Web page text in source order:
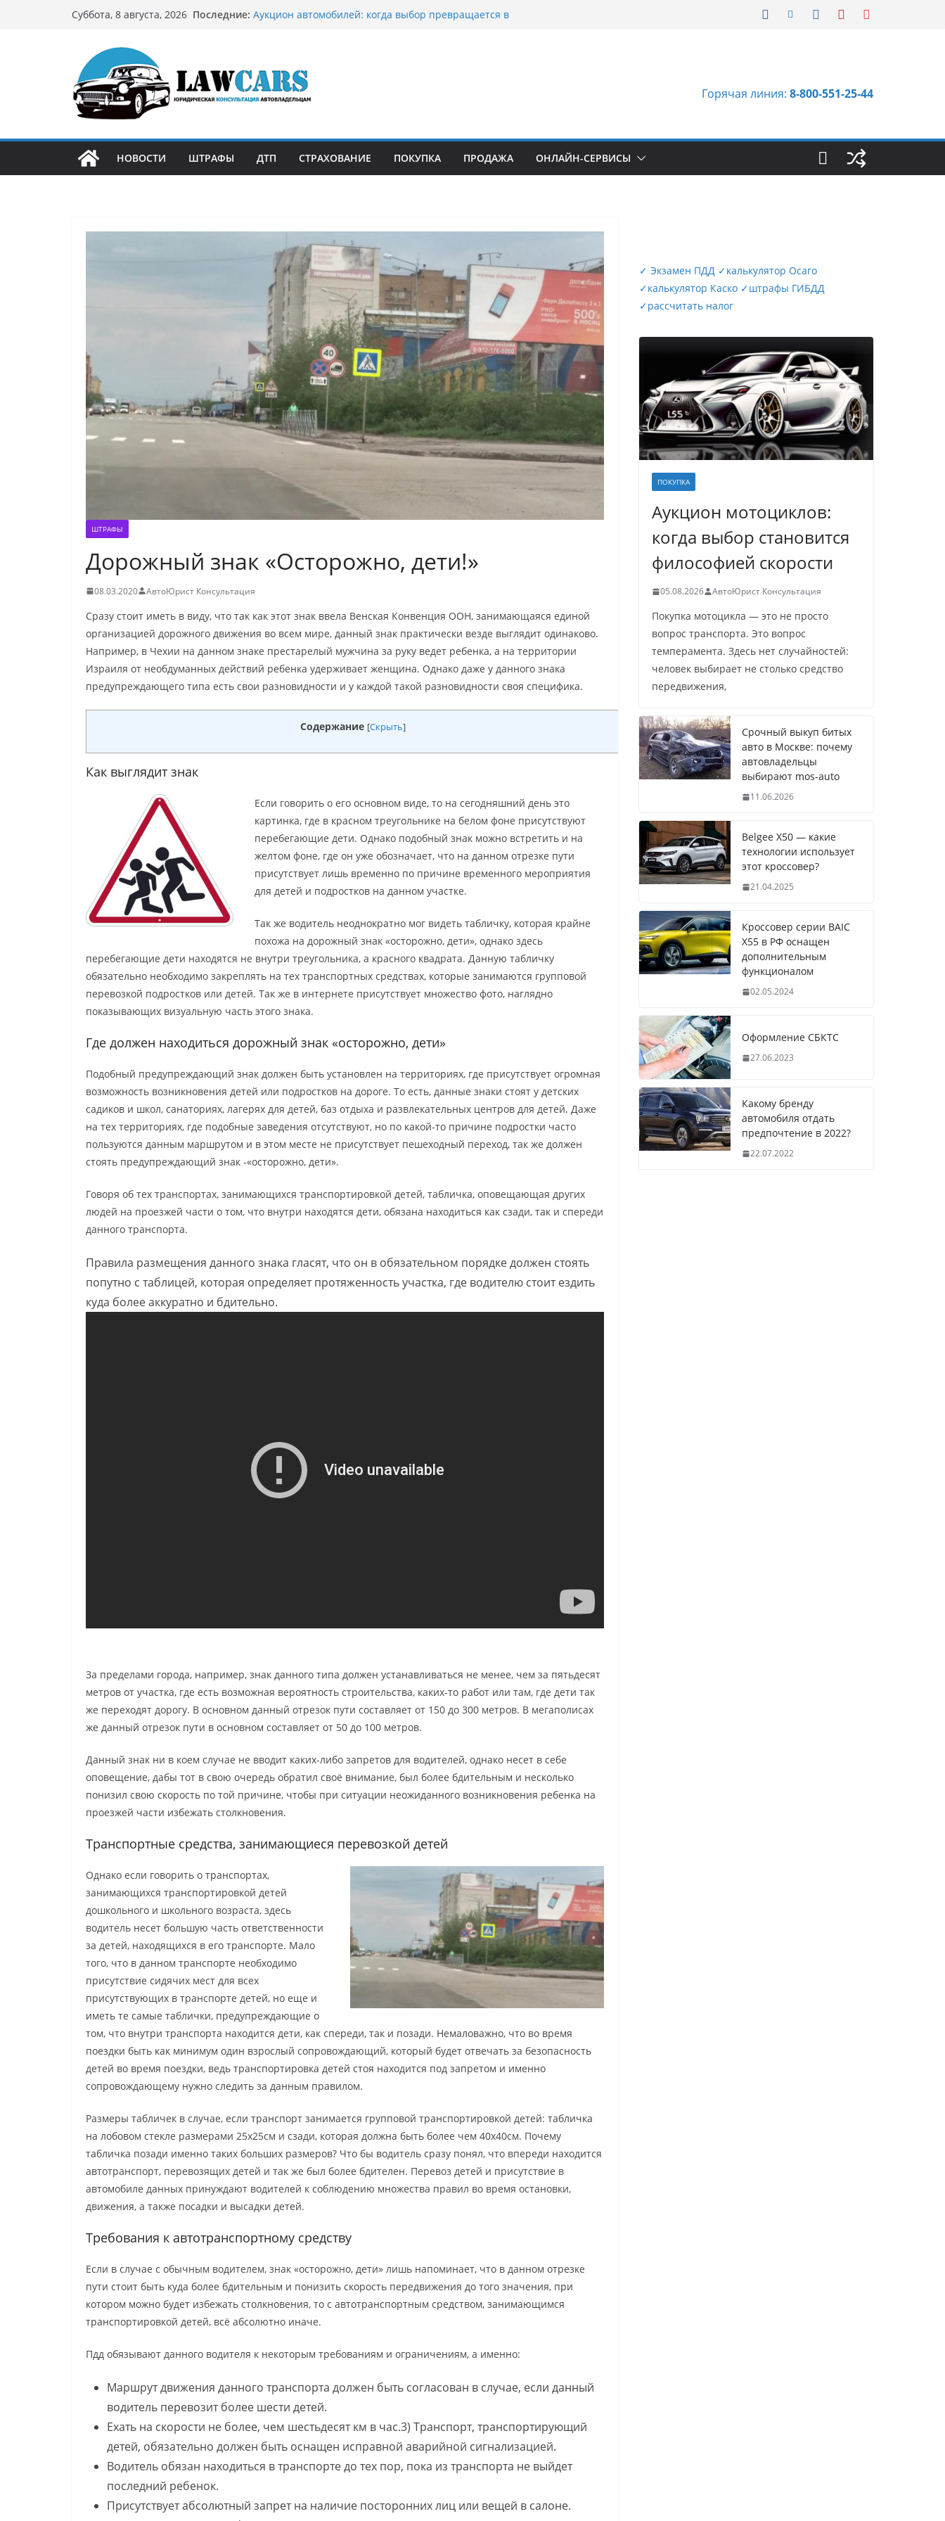
Суббота, 8 августа, 2026 Последние: Аукцион автомобилей: когда выбор превращается в
Срочный выкуп битых авто в Москве: почему
автовладельцы выбирают mos-auto
Бриллиантовые серьги: вечная классика или
может подойти
Горячая линия: 8-800-551-25-44
НОВОСТИ ШТРАФЫ ДТП СТРАХОВАНИЕ ПОКУПКА ПРОДАЖА ОНЛАЙН-СЕРВИСЫ
ШТРАФЫ
Дорожный знак «Осторожно, дети!»
08.03.2020 АвтоЮрист Консультация
Сразу стоит иметь в виду, что так как этот знак ввела Венская Конвенция ООН, занимающаяся единой
организацией дорожного движения во всем мире, данный знак практически везде выглядит одинаково.
Например, в Чехии на данном знаке престарелый мужчина за руку ведет ребенка, а на территории
Израиля от необдуманных действий ребенка удерживает женщина. Однако даже у данного знака
предупреждающего типа есть свои разновидности и у каждой такой разновидности своя специфика.
Содержание [Скрыть]
Как выглядит знак
Если говорить о его основном виде, то на сегодняшний день это
картинка, где в красном треугольнике на белом фоне присутствуют
перебегающие дети. Однако подобный знак можно встретить и на
желтом фоне, где он уже обозначает, что на данном отрезке пути
присутствует лишь временно по причине временного мероприятия
для детей и подростков на данном участке.
Так же водитель неоднократно мог видеть табличку, которая крайне
похожа на дорожный знак «осторожно, дети», однако здесь
перебегающие дети находятся не внутри треугольника, а красного квадрата. Данную табличку
обязательно необходимо закреплять на тех транспортных средствах, которые занимаются групповой
перевозкой подростков или детей. Так же в интернете присутствует множество фото, наглядно
показывающих визуальную часть этого знака.
Где должен находиться дорожный знак «осторожно, дети»
Подобный предупреждающий знак должен быть установлен на территориях, где присутствует огромная
возможность возникновения детей или подростков на дороге. То есть, данные знаки стоят у детских
садиков и школ, санаториях, лагерях для детей, баз отдыха и развлекательных центров для детей. Даже
на тех территориях, где подобные заведения отсутствуют, но по какой-то причине подростки часто
пользуются данным маршрутом и в этом месте не присутствует пешеходный переход, так же должен
стоять предупреждающий знак -«осторожно, дети».
Говоря об тех транспортах, занимающихся транспортировкой детей, табличка, оповещающая других
людей на проезжей части о том, что внутри находятся дети, обязана находиться как сзади, так и спереди
данного транспорта.
Правила размещения данного знака гласят, что он в обязательном порядке должен стоять
попутно с таблицей, которая определяет протяженность участка, где водителю стоит ездить
куда более аккуратно и бдительно.
За пределами города, например, знак данного типа должен устанавливаться не менее, чем за пятьдесят
метров от участка, где есть возможная вероятность строительства, каких-то работ или там, где дети так
же переходят дорогу. В основном данный отрезок пути составляет от 150 до 300 метров. В мегаполисах
же данный отрезок пути в основном составляет от 50 до 100 метров.
Данный знак ни в коем случае не вводит каких-либо запретов для водителей, однако несет в себе
оповещение, дабы тот в свою очередь обратил своё внимание, был более бдительным и несколько
понизил свою скорость по той причине, чтобы при ситуации неожиданного возникновения ребенка на
проезжей части избежать столкновения.
Транспортные средства, занимающиеся перевозкой детей
Однако если говорить о транспортах,
занимающихся транспортировкой детей
дошкольного и школьного возраста, здесь
водитель несет большую часть ответственности
за детей, находящихся в его транспорте. Мало
того, что в данном транспорте необходимо
присутствие сидячих мест для всех
присутствующих в транспорте детей, но еще и
иметь те самые таблички, предупреждающие о
том, что внутри транспорта находится дети, как спереди, так и позади. Немаловажно, что во время
поездки быть как минимум один взрослый сопровождающий, который будет отвечать за безопасность
детей во время поездки, ведь транспортировка детей стоя находится под запретом и именно
сопровождающему нужно следить за данным правилом.
Размеры табличек в случае, если транспорт занимается групповой транспортировкой детей: табличка
на лобовом стекле размерами 25х25см и сзади, которая должна быть более чем 40х40см. Почему
табличка позади именно таких больших размеров? Что бы водитель сразу понял, что впереди находится
автотранспорт, перевозящих детей и так же был более бдителен. Перевоз детей и присутствие в
автомобиле данных принуждают водителей к соблюдению множества правил во время остановки,
движения, а также посадки и высадки детей.
Требования к автотранспортному средству
Если в случае с обычным водителем, знак «осторожно, дети» лишь напоминает, что в данном отрезке
пути стоит быть куда более бдительным и понизить скорость передвижения до того значения, при
котором можно будет избежать столкновения, то с автотранспортным средством, занимающимся
транспортировкой детей, всё абсолютно иначе.
Пдд обязывают данного водителя к некоторым требованиям и ограничениям, а именно:
Маршрут движения данного транспорта должен быть согласован в случае, если данный
водитель перевозит более шести детей.
Ехать на скорости не более, чем шестьдесят км в час.3) Транспорт, транспортирующий
детей, обязательно должен быть оснащен исправной аварийной сигнализацией.
Водитель обязан находиться в транспорте до тех пор, пока из транспорта не выйдет
последний ребенок.
Присутствует абсолютный запрет на наличие посторонних лиц или вещей в салоне.
✓ Экзамен ПДД ✓калькулятор Осаго
✓калькулятор Каско ✓штрафы ГИБДД
✓рассчитать налог
ПОКУПКА
Аукцион мотоциклов:
когда выбор становится
философией скорости
05.08.2026 АвтоЮрист Консультация
Покупка мотоцикла — это не просто
вопрос транспорта. Это вопрос
темперамента. Здесь нет случайностей:
человек выбирает не столько средство
передвижения,
Срочный выкуп битых
авто в Москве: почему
автовладельцы
выбирают mos-auto
11.06.2026
Belgee X50 — какие
технологии использует
этот кроссовер?
21.04.2025
Кроссовер серии BAIC
X55 в РФ оснащен
дополнительным
функционалом
02.05.2024
Оформление СБКТС
27.06.2023
Какому бренду
автомобиля отдать
предпочтение в 2022?
22.07.2022